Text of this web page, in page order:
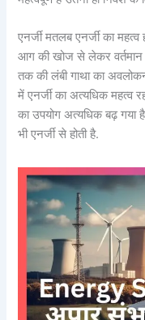
एनर्जी मतलब एनर्जी का महत्व
आग की खोज से लेकर वर्तमान
तक की लंबी गाथा का
में एनर्जी का अत्यधिक
का उपयोग अत्यधिक बढ़ गया
भी एनर्जी से होती है.